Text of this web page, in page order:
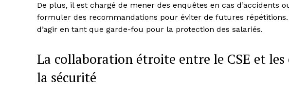
De plus, il est chargé de mener des enquêtes en cas d’accidents
formuler des recommandations pour éviter de futures
d’agir en tant que garde-fou pour la protection des salariés.
La collaboration étroite entre le CSE et
la sécurité